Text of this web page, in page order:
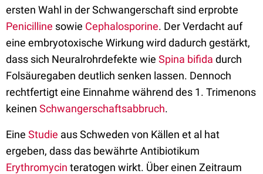
ersten Wahl in der Schwangerschaft sind erprobte
Penicilline sowie Cephalosporine. Der Verdacht auf
eine embryotoxische Wirkung wird dadurch gestärkt,
dass sich Neuralrohrdefekte wie Spina bifida durch
Folsäuregaben deutlich senken lassen. Dennoch
rechtfertigt eine Einnahme während des 1. Trimenons
keinen Schwangerschaftsabbruch.
Eine Studie aus Schweden von Källen et al hat
ergeben, dass das bewährte Antibiotikum
Erythromycin teratogen wirkt. Über einen Zeitraum